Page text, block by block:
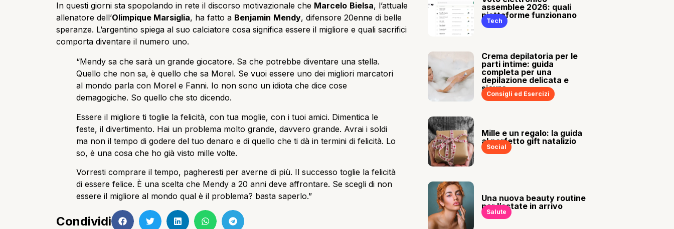
In questi giorni sta spopolando in rete il discorso motivazionale che Marcelo Bielsa, l’attuale
allenatore dell’Olimpique Marsiglia, ha fatto a Benjamin Mendy, difensore 20enne di belle
speranze. L’argentino spiega al suo calciatore cosa significa essere il migliore e quali sacrifici
comporta diventare il numero uno.
“Mendy sa che sarà un grande giocatore. Sa che potrebbe diventare una stella.
Quello che non sa, è quello che sa Morel. Se vuoi essere uno dei migliori marcatori
al mondo parla con Morel e Fanni. Io non sono un idiota che dice cose
demagogiche. So quello che sto dicendo.
Essere il migliore ti toglie la felicità, con tua moglie, con i tuoi amici. Dimentica le
feste, il divertimento. Hai un problema molto grande, davvero grande. Avrai i soldi
ma non il tempo di godere del tuo denaro e di quello che ti dà in termini di felicità. Lo
so, è una cosa che ho già visto mille volte.
Vorresti comprare il tempo, pagheresti per averne di più. Il successo toglie la felicità
di essere felice. È una scelta che Mendy a 20 anni deve affrontare. Se scegli di non
essere il migliore al mondo qual è il problema? basta saperlo.”
Condividi
assemblee 2026: quali
piattaforme funzionano
Tech
Crema depilatoria per le
parti intime: guida
completa per una
depilazione delicata e
sicura
Consigli ed Esercizi
Mille e un regalo: la guida
al perfetto gift natalizio
Social
Una nuova beauty routine
per l’estate in arrivo
Salute